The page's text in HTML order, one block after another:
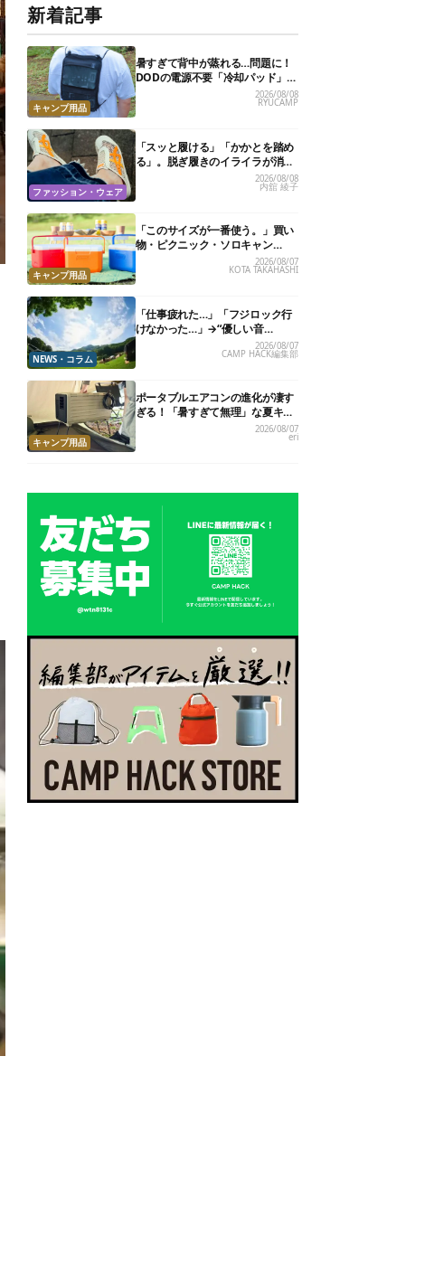
新着記事
キャンプ用品
暑すぎて背中が蒸れる…問題に！
DODの電源不要「冷却パッド」を
試したら、夏の移動がラクになっ
た
2026/08/08
RYUCAMP
ファッション・ウェア
「スッと履ける」「かかとを踏め
る」。脱ぎ履きのイライラが消え
る快適“スニーカーサンダル”6選
2026/08/08
内舘 綾子
キャンプ用品
「このサイズが一番使う。」買い
物・ピクニック・ソロキャン
に“ちょうどいい”小型クーラーボ
ックス13選
2026/08/07
KOTA TAKAHASHI
NEWS・コラム
「仕事疲れた…」「フジロック行
けなかった…」→“優しい音
楽”と“大きな自然”で治癒。まだ間
に合います。
2026/08/07
CAMP HACK編集部
キャンプ用品
ポータブルエアコンの進化が凄す
ぎる！「暑すぎて無理」な夏キャ
ンプを激変させる最新5選2026/08/07
eri